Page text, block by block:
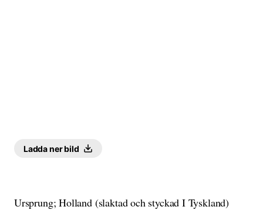
Ladda ner bild
Ursprung; Holland (slaktad och styckad I Tyskland)